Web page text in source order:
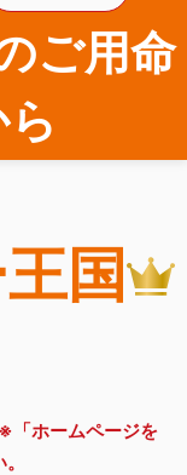
ご用命
国
※「ホームページを